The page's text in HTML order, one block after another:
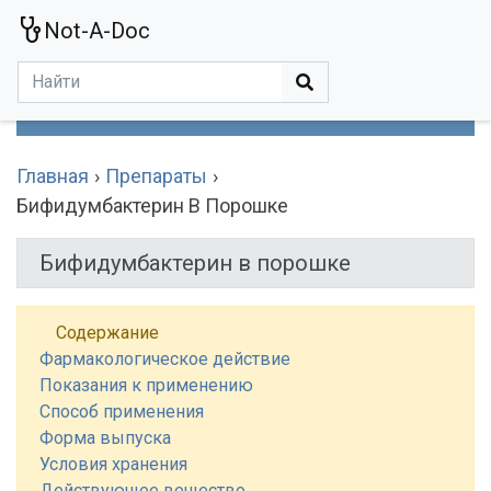
Not-A-Doc
Главная
Препараты
Бифидумбактерин В Порошке
Бифидумбактерин в порошке
Содержание
Фармакологическое действие
Показания к применению
Способ применения
Форма выпуска
Условия хранения